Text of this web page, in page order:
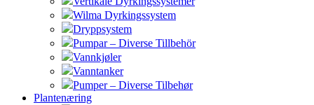
Wilma Dyrkingssystem
Dryppsystem
Pumpar – Diverse Tillbehör
Vannkjøler
Vanntanker
Pumper – Diverse Tilbehør
Plantenæring